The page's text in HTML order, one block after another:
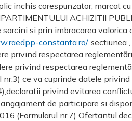
inchis corespunzator, marcat
ACHIZITII
si prin imbracarea
constanta.ro/, sectiunea
privind respectarea
privind respectarea
nr.3) ce va cuprinde datele
privind evitarea
de participare si
(Formularul nr.7) Ofertantul